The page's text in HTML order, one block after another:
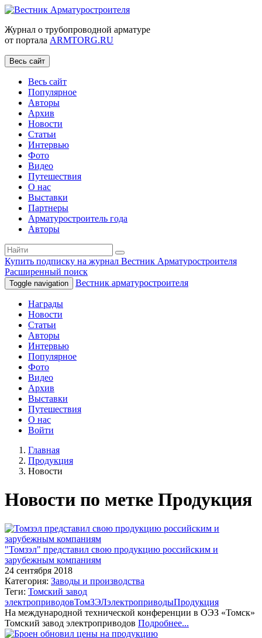
Журнал о трубопроводной арматуре
от портала ARMTORG.RU
Весь сайт
Весь сайт
Популярное
Авторы
Архив
Новости
Статьи
Интервью
Фото
Видео
Путешествия
О нас
Выставки
Партнеры
Арматуростроитель года
Авторы
Купить подписку на журнал Вестник Арматуростроителя
Расширенный поиск
Toggle navigation Вестник арматуростроителя
Награды
Новости
Статьи
Авторы
Интервью
Популярное
Фото
Видео
Архив
Выставки
Путешествия
О нас
Войти
Главная
Продукция
Новости
Новости по метке Продукция
"Томзэл" представил свою продукцию российским и
зарубежным компаниям
24 сентября 2018
Категория: Заводы и производства
Теги: Томский завод
электроприводовТомЗЭЛэлектроприводыПродукция
На международной технической конференции в ОЭЗ «Томск»
Томский завод электроприводов Подробнее...